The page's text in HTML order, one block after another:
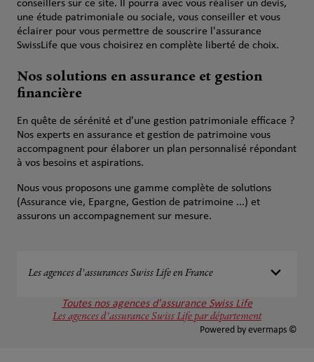
conseillers sur ce site. Il pourra avec vous réaliser un devis,
une étude patrimoniale ou sociale, vous conseiller et vous
éclairer pour vous permettre de souscrire l'assurance
SwissLife que vous choisirez en complète liberté de choix.
Nos solutions en assurance et gestion
financière
En quête de sérénité et d'une gestion patrimoniale efficace ?
Nos experts en assurance et gestion de patrimoine vous
accompagnent pour élaborer un plan personnalisé répondant
à vos besoins et aspirations.
Nous vous proposons une gamme complète de solutions
(Assurance vie, Epargne, Gestion de patrimoine ...) et
assurons un accompagnement sur mesure.
Les agences d'assurances Swiss Life en France
Toutes nos agences d'assurance Swiss Life
Les agences d'assurance Swiss Life par département
Powered by evermaps ©